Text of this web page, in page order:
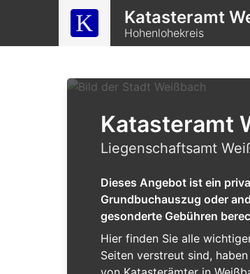
Katasteramt
Hohenlohekreis
Katasteramt
Liegenschaftsamt
Dieses Angebot ist ein
Grundbuchauszug oder
gesonderte Gebühren
Hier finden Sie alle
Seiten verstreut sind,